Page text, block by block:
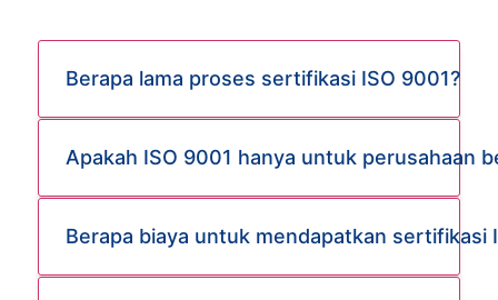
Berapa lama proses sertifikasi ISO 9001?
Apakah ISO 9001 hanya untuk perusahaan
Berapa biaya untuk mendapatkan sertifikasi